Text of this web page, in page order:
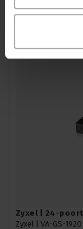
Levertijd op
Zyxel | 24-
Zyxel | VA-GS-